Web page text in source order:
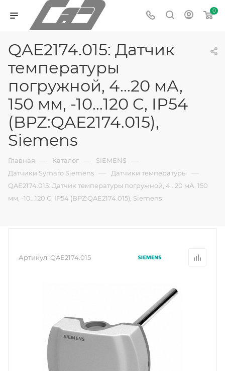
0
QAE2174.015: Датчик
температуры
погружной, 4...20 мА,
150 мм, -10…120 C, IP54
(BPZ:QAE2174.015),
Siemens
Главная — Каталог — SIEMENS —
Датчики Symaro Siemens — Датчики температуры —
QAE2174.015: Датчик температуры погружной, 4...20 мА, 150
мм, -10…120 C, IP54 (BPZ:QAE2174.015), Siemens
Артикул: QAE2174.015